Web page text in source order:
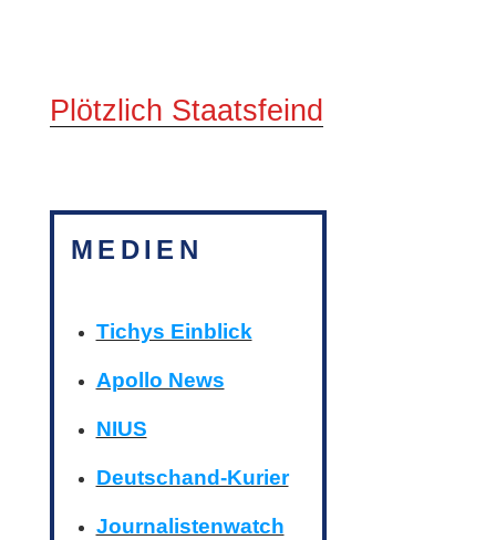
Plötzlich Staatsfeind
MEDIEN
Tichys Einblick
Apollo News
NIUS
Deutschand-Kurier
Journalistenwatch